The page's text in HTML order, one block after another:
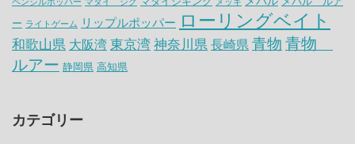
ー ライトゲーム リップルポッパー ローリングベイト
和歌山県 大阪湾 東京湾 神奈川県 長崎県 青物 青物
ルアー 静岡県 高知県
カテゴリー